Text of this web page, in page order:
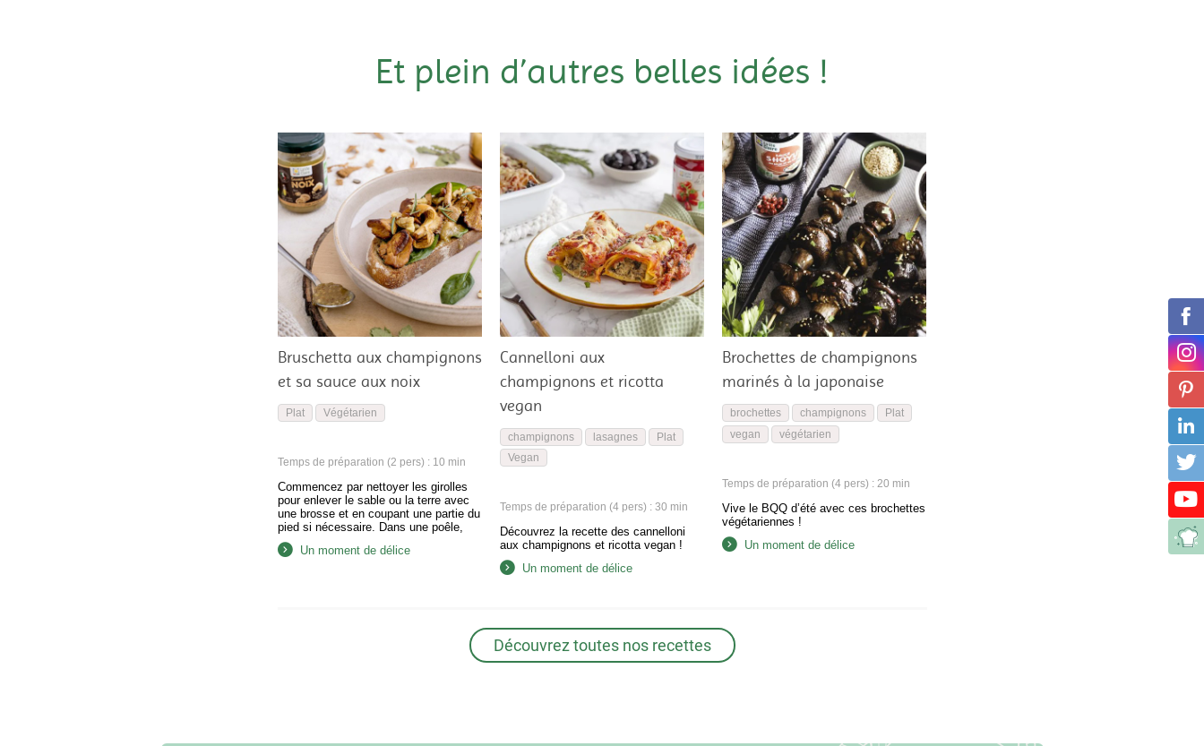
Et plein d’autres belles idées !
Bruschetta aux champignons
et sa sauce aux noix
Plat Végétarien
Temps de préparation (2 pers) : 10 min
Commencez par nettoyer les girolles
pour enlever le sable ou la terre avec
une brosse et en coupant une partie du
pied si nécessaire. Dans une poêle,
faites chauffer un peu d’huile à feu
moyen et hachez finement l’ail. Quand
Un moment de délice
Cannelloni aux
champignons et ricotta
vegan
champignons lasagnes
Plat
Vegan
Temps de préparation (4 pers) : 30 min
Découvrez la recette des cannelloni
aux champignons et ricotta vegan !
Un moment de délice
Brochettes de champignons
marinés à la japonaise
brochettes champignons
Plat
vegan
végétarien
Temps de préparation (4 pers) : 20 min
Vive le BQQ d’été avec ces brochettes
végétariennes !
Un moment de délice
Découvrez toutes nos recettes